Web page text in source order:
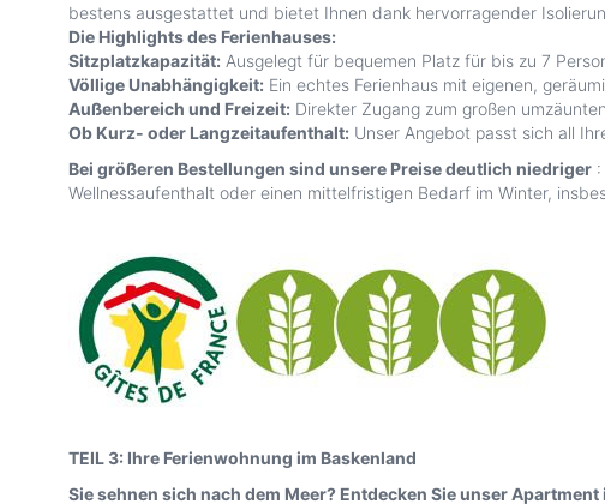
bestens ausgestattet und bietet Ihnen dank hervorragender
Die Highlights des Ferienhauses:
Sitzplatzkapazität: Ausgelegt für bequemen Platz für bis zu 7
Völlige Unabhängigkeit: Ein echtes Ferienhaus mit eigenen,
Außenbereich und Freizeit: Direkter Zugang zum großen
Ob Kurz- oder Langzeitaufenthalt: Unser Angebot passt sich all
Bei größeren Bestellungen sind unsere Preise deutlich niedriger
Wellnessaufenthalt oder einen mittelfristigen Bedarf im Winter,
TEIL 3: Ihre Ferienwohnung im Baskenland
Sie sehnen sich nach dem Meer? Entdecken Sie unser